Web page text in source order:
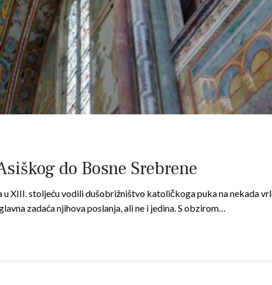
do Bosne Srebrene
XIII. stoljeću vodili dušobrižništvo katoličkoga puka na nekada
zadaća njihova poslanja, ali ne i jedina. S obzirom…